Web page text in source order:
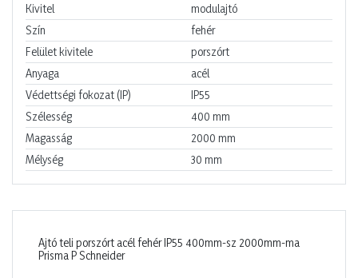
Kivitel
modulajtó
Szín
fehér
Felület kivitele
porszórt
Anyaga
acél
Védettségi fokozat (IP)
IP55
Szélesség
400 mm
Magasság
2000 mm
Mélység
30 mm
Ajtó teli porszórt acél fehér IP55 400mm-sz 2000mm-ma
Prisma P Schneider